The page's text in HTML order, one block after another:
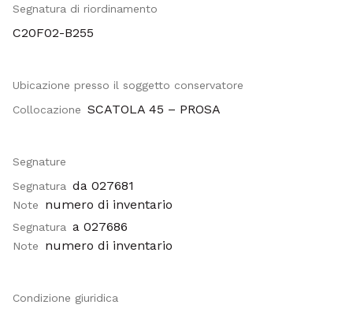
Segnatura di riordinamento
C20F02-B255
Ubicazione presso il soggetto conservatore
Collocazione SCATOLA 45 – PROSA
Segnature
Segnatura da 027681
Note numero di inventario
Segnatura a 027686
Note numero di inventario
Condizione giuridica